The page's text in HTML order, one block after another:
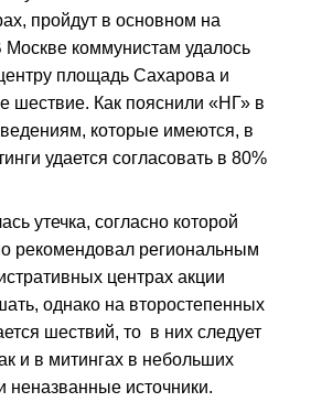
пройдут в основном на
Москве коммунистам удалось
площадь Сахарова и
шествие. Как пояснили «НГ» в
которые имеются, в
удается согласовать в 80%
утечка, согласно которой
рекомендовал региональным
центрах акции
однако на второстепенных
шествий, то в них следует
и в митингах в небольших
неназванные источники.